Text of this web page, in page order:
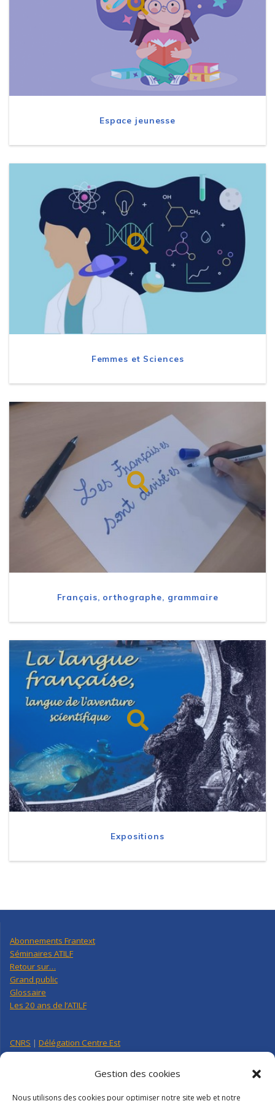
Gestion des cookies
Nous utilisons des cookies pour optimiser notre site web et notre
Espace jeunesse
Femmes et Sciences
Français, orthographe, grammaire
Expositions
Abonnements Frantext
Séminaires ATILF
Retour sur…
Grand public
Glossaire
Les 20 ans de l’ATILF
CNRS | Délégation Centre Est
Université de Lorraine
CNRS Hebdo Centre-Est